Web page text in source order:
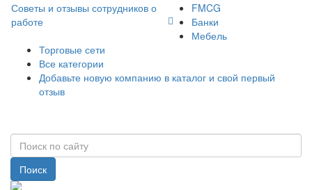
Советы и отзывы сотрудников о
работе
FMCG
Банки
Мебель
Торговые сети
Все категории
Добавьте новую компанию в каталог и свой первый
отзыв
Поиск